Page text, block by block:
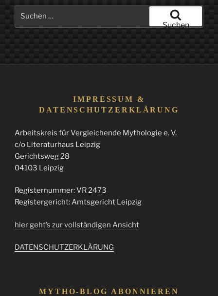
Suchen
IMPRESSUM &
DATENSCHUTZERKLÄRUNG
Arbeitskreis für Vergleichende Mythologie e. V.
c/o Literaturhaus Leipzig
Gerichtsweg 28
04103 Leipzig
Registernummer: VR 2473
Registergericht: Amtsgericht Leipzig
hier geht’s zur vollständigen Ansicht
DATENSCHUTZERKLÄRUNG
MYTHO-BLOG ABONNIEREN